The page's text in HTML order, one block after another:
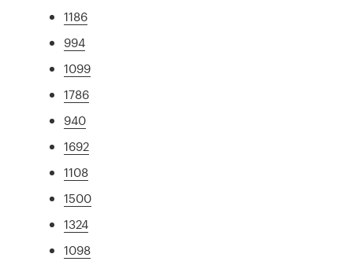
1186
994
1099
1786
940
1692
1108
1500
1324
1098